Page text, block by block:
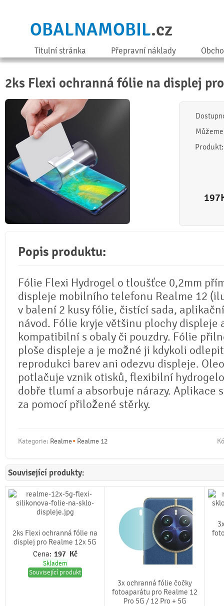
OBALNAMOBIL.cz
Titulní stránka Přepravní náklady
2ks Flexi ochranná fólie na displej
197
Popis produktu:
Fólie Flexi Hydrogel o tloušťce 0,2mm
displeje mobilního telefonu Realme 12
v balení 2 kusy fólie, čistící sada,
návod. Fólie kryje většinu plochy displeje
kompatibilní s obaly či pouzdry. Fólie
ploše displeje a je možné ji kdykoli
reprodukci barev ani odezvu displeje.
potlačuje vznik otisků, flexibilní
dobře tlumí a absorbuje nárazy. Aplikace
za pomocí přiložené stěrky.
Kategorie: Realme Realme 12
Související produkty:
2ks Flexi ochranná fólie na
displej pro Realme 12x 5G
Cena: 197 Kč
Skladem
Související produkt
3x ochranná fólie čočky
fotoaparátu pro Realme 12
Pro 5G / 12 Pro + 5G